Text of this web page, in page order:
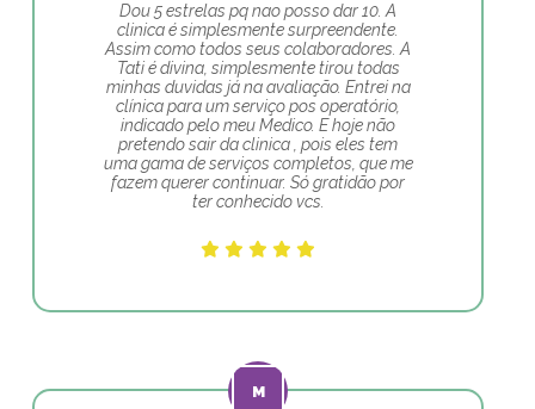
Dou 5 estrelas pq nao posso dar 10. A
clinica é simplesmente surpreendente.
Assim como todos seus colaboradores. A
Tati é divina, simplesmente tirou todas
minhas duvidas já na avaliação. Entrei na
clínica para um serviço pos operatório,
indicado pelo meu Medico. E hoje não
pretendo sair da clinica , pois eles tem
uma gama de serviços completos, que me
fazem querer continuar. Só gratidão por
ter conhecido vcs.